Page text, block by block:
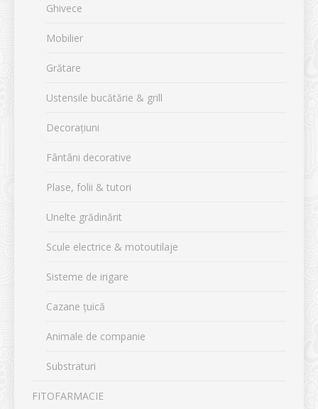
Ghivece
Mobilier
Grătare
Ustensile bucătărie & grill
Decorațiuni
Fântâni decorative
Plase, folii & tutori
Unelte grădinărit
Scule electrice & motoutilaje
Sisteme de irigare
Cazane țuică
Animale de companie
Substraturi
FITOFARMACIE